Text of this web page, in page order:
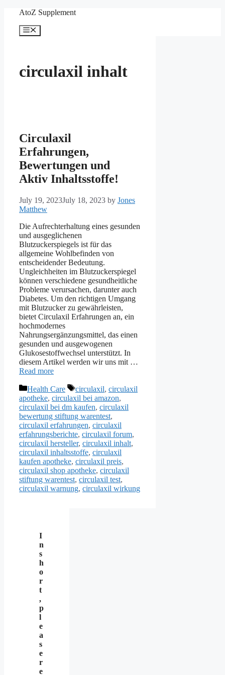
content
AtoZ Supplement
Menu
circulaxil inhalt
Circulaxil
Erfahrungen,
Bewertungen und
Aktiv Inhaltsstoffe!
July 19, 2023July 18, 2023 by Jones
Matthew
Die Aufrechterhaltung eines gesunden
und ausgeglichenen
Blutzuckerspiegels ist für das
allgemeine Wohlbefinden von
entscheidender Bedeutung.
Ungleichheiten im Blutzuckerspiegel
können verschiedene gesundheitliche
Probleme verursachen, darunter auch
Diabetes. Um den richtigen Umgang
mit Blutzucker zu gewährleisten,
bietet Circulaxil Erfahrungen an, ein
hochmodernes
Nahrungsergänzungsmittel, das einen
gesunden und ausgewogenen
Glukosestoffwechsel unterstützt. In
diesem Artikel werden wir uns mit …
Read more
Categories
Health Care Tags
circulaxil, circulaxil
apotheke, circulaxil bei amazon,
circulaxil bei dm kaufen, circulaxil
bewertung stiftung warentest,
circulaxil erfahrungen, circulaxil
erfahrungsberichte, circulaxil forum,
circulaxil hersteller, circulaxil inhalt,
circulaxil inhaltsstoffe, circulaxil
kaufen apotheke, circulaxil preis,
circulaxil shop apotheke, circulaxil
stiftung warentest, circulaxil test,
circulaxil warnung, circulaxil wirkung
I
n
s
h
o
r
t
,
p
l
e
a
s
e
r
e